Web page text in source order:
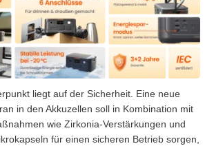
liegt auf der Sicherheit. Eine neue
in den Akkuzellen soll in Kombination mit
wie Zirkonia-Verstärkungen und
für einen sicheren Betrieb sorgen,